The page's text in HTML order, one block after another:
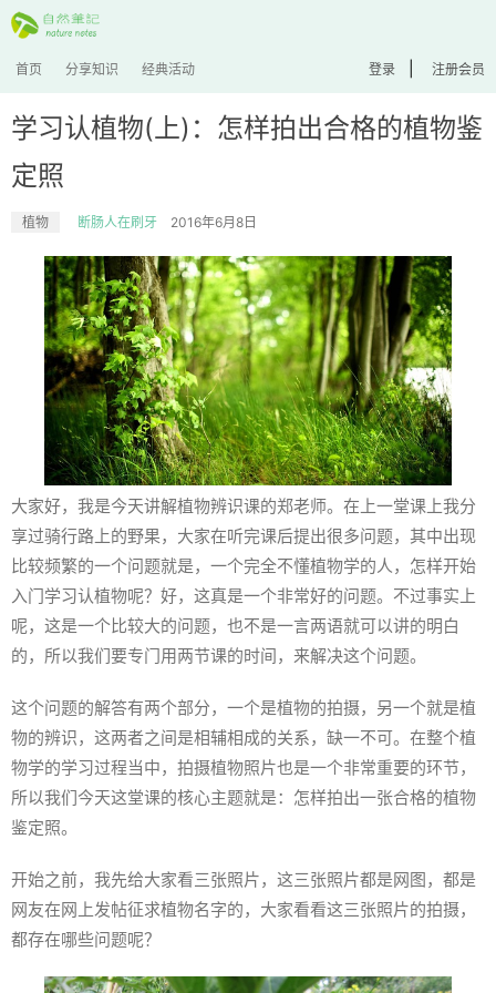
首页 分享知识 经典活动 登录 注册会员
学习认植物(上)：怎样拍出合格的植物鉴
定照
植物 断肠人在刷牙 2016年6月8日
大家好，我是今天讲解植物辨识课的郑老师。在上一堂课上我分
享过骑行路上的野果，大家在听完课后提出很多问题，其中出现
比较频繁的一个问题就是，一个完全不懂植物学的人，怎样开始
入门学习认植物呢？好，这真是一个非常好的问题。不过事实上
呢，这是一个比较大的问题，也不是一言两语就可以讲的明白
的，所以我们要专门用两节课的时间，来解决这个问题。
这个问题的解答有两个部分，一个是植物的拍摄，另一个就是植
物的辨识，这两者之间是相辅相成的关系，缺一不可。在整个植
物学的学习过程当中，拍摄植物照片也是一个非常重要的环节，
所以我们今天这堂课的核心主题就是：怎样拍出一张合格的植物
鉴定照。
开始之前，我先给大家看三张照片，这三张照片都是网图，都是
网友在网上发帖征求植物名字的，大家看看这三张照片的拍摄，
都存在哪些问题呢？